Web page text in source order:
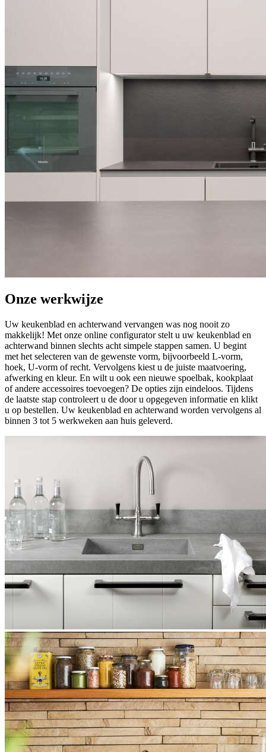
Onze werkwijze
Uw keukenblad en achterwand vervangen was nog nooit zo
makkelijk! Met onze online configurator stelt u uw keukenblad en
achterwand binnen slechts acht simpele stappen samen. U begint
met het selecteren van de gewenste vorm, bijvoorbeeld L-vorm,
hoek, U-vorm of recht. Vervolgens kiest u de juiste maatvoering,
afwerking en kleur. En wilt u ook een nieuwe spoelbak, kookplaat
of andere accessoires toevoegen? De opties zijn eindeloos. Tijdens
de laatste stap controleert u de door u opgegeven informatie en klikt
u op bestellen. Uw keukenblad en achterwand worden vervolgens al
binnen 3 tot 5 werkweken aan huis geleverd.